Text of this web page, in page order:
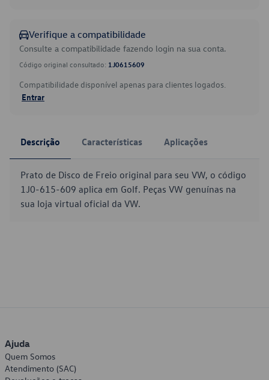
Verifique a compatibilidade
Consulte a compatibilidade fazendo login na sua conta.
Código original consultado: 1J0615609
Compatibilidade disponível apenas para clientes logados.
Entrar
Descrição Características Aplicações
Prato de Disco de Freio original para seu VW, o código
1J0-615-609 aplica em Golf. Peças VW genuínas na
sua loja virtual oficial da VW.
Ajuda
Quem Somos
Atendimento (SAC)